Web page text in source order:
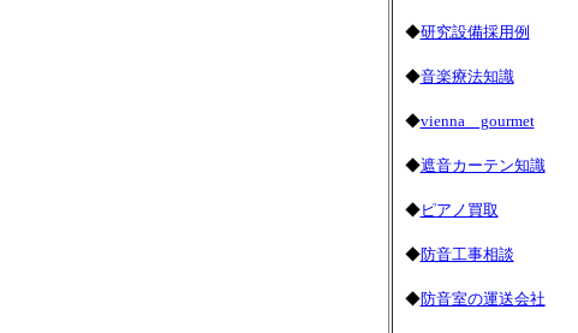
◆研究設備採用例
◆音楽療法知識
◆vienna gourmet
◆遮音カーテン知識
◆ピアノ買取
◆防音工事相談
◆防音室の運送会社